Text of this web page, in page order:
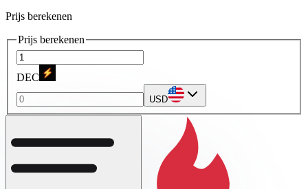
Prijs berekenen
Prijs berekenen
DEC
USD